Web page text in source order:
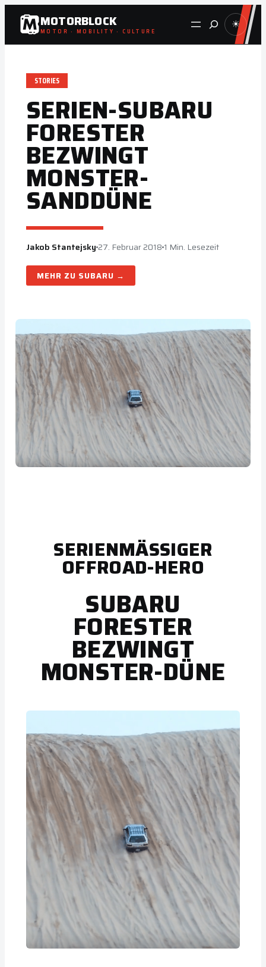
Zum
Inhalt
springen
MOTORBLOCK
MOTOR · MOBILITY · CULTURE Suche ☀
STORIES
SERIEN-SUBARU
FORESTER
BEZWINGT
MONSTER-
SANDDÜNE
Jakob Stantejsky27. Februar 2018 1 Min. Lesezeit
SUBARU
SERIENMÄSSIGER O
FFROAD-HERO
SUBARU
FORESTER
BEZWINGT
MONSTER-DÜNE